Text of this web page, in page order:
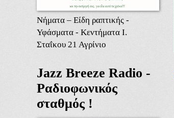
Νήματα – Είδη ραπτικής -
Υφάσματα - Κεντήματα Ι.
Σταΐκου 21 Αγρίνιο
Jazz Breeze Radio -
Ραδιοφωνικός
σταθμός !